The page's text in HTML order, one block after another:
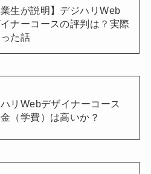
業生が説明】デジハリWeb
ナーコースの評判は？実際
た話
リWebデザイナーコース
（学費）は高いか？